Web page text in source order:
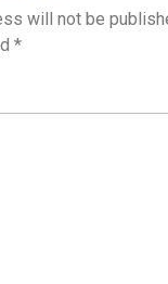
will not be
*